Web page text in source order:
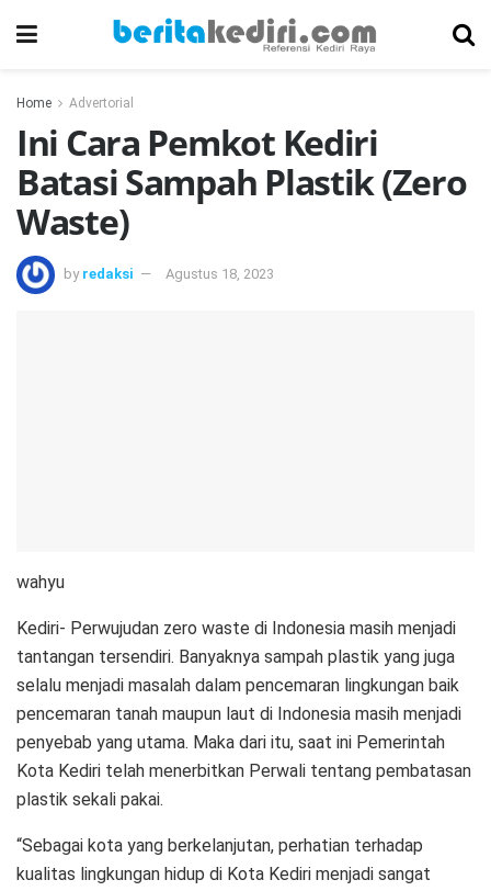
Home Advertorial
Ini Cara Pemkot Kediri
Batasi Sampah Plastik (Zero
Waste)
by redaksi Agustus 18, 2023
wahyu
Kediri- Perwujudan zero waste di Indonesia masih menjadi
tantangan tersendiri. Banyaknya sampah plastik yang juga
selalu menjadi masalah dalam pencemaran lingkungan baik
pencemaran tanah maupun laut di Indonesia masih menjadi
penyebab yang utama. Maka dari itu, saat ini Pemerintah
Kota Kediri telah menerbitkan Perwali tentang pembatasan
plastik sekali pakai.
“Sebagai kota yang berkelanjutan, perhatian terhadap
kualitas lingkungan hidup di Kota Kediri menjadi sangat